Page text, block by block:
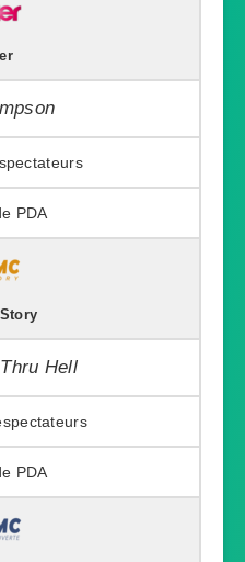
Hell